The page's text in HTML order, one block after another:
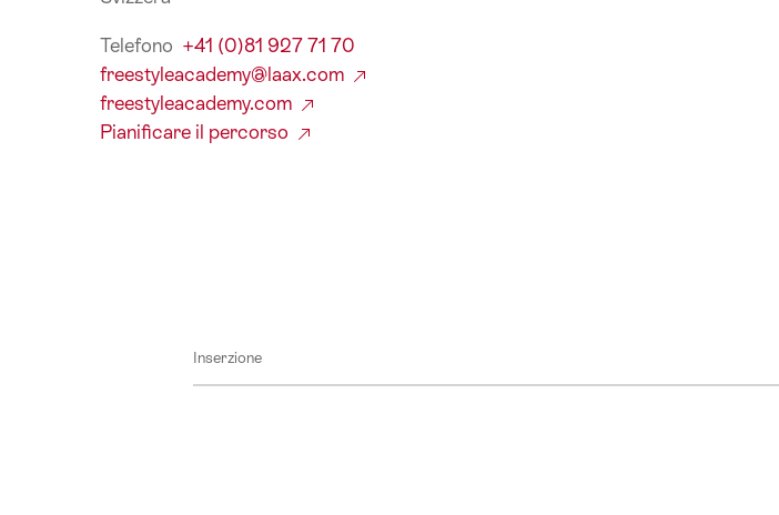
Telefono +41 (0)81 927 71 70
freestyleacademy@laax.com
freestyleacademy.com
Pianificare il percorso
Inserzione